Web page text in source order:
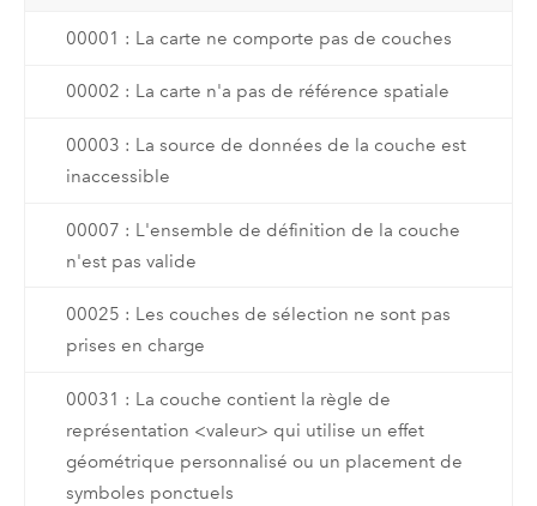
00001 : La carte ne comporte pas de couches
00002 : La carte n'a pas de référence spatiale
00003 : La source de données de la couche est
inaccessible
00007 : L'ensemble de définition de la couche
n'est pas valide
00025 : Les couches de sélection ne sont pas
prises en charge
00031 : La couche contient la règle de
représentation <valeur> qui utilise un effet
géométrique personnalisé ou un placement de
symboles ponctuels